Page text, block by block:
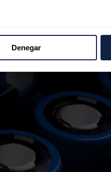
el contenido y los
sobre el uso que haga del
combinarla con otra
de sus servicios.
Denegar